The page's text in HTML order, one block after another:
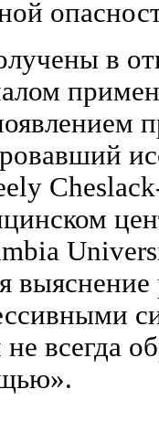
в
всегда